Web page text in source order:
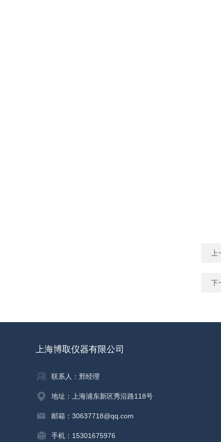
下
上海博取仪器有限公司
联系人：邢经理
地址：上海浦东新区秀沿路118号
邮箱：30637718@qq.com
手机：15301675976